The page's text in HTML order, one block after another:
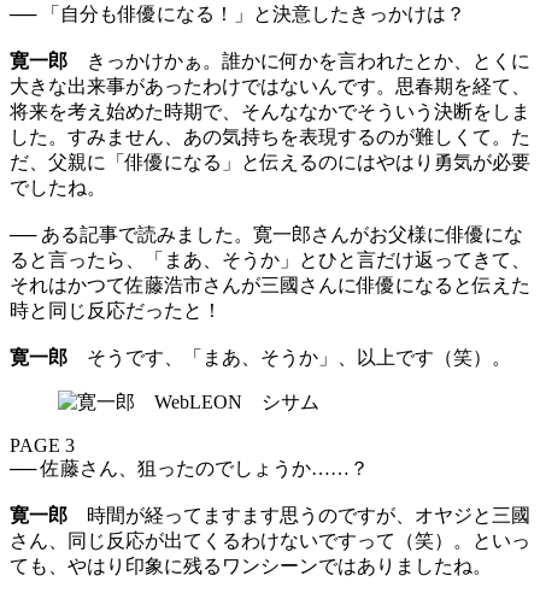
── 「自分も俳優になる！」と決意したきっかけは？
寛一郎 きっかけかぁ。誰かに何かを言われたとか、とくに
大きな出来事があったわけではないんです。思春期を経て、
将来を考え始めた時期で、そんななかでそういう決断をしま
した。すみません、あの気持ちを表現するのが難しくて。た
だ、父親に「俳優になる」と伝えるのにはやはり勇気が必要
でしたね。
── ある記事で読みました。寛一郎さんがお父様に俳優にな
ると言ったら、「まあ、そうか」とひと言だけ返ってきて、
それはかつて佐藤浩市さんが三國さんに俳優になると伝えた
時と同じ反応だったと！
寛一郎 そうです、「まあ、そうか」、以上です（笑）。
PAGE 3
── 佐藤さん、狙ったのでしょうか……？
寛一郎 時間が経ってますます思うのですが、オヤジと三國
さん、同じ反応が出てくるわけないですって（笑）。といっ
ても、やはり印象に残るワンシーンではありましたね。